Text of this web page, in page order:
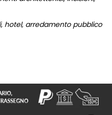
hotel, arredamento pubblico